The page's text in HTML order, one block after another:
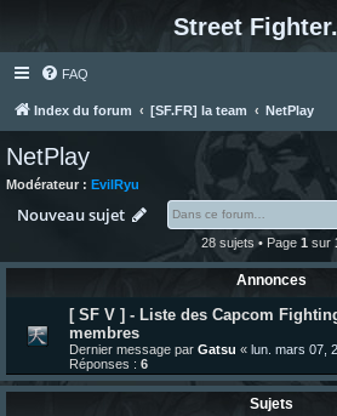
Street
FAQ
Index du forum [SF.FR] la team NetPlay
NetPlay
Modérateur : EvilRyu
Nouveau sujet
28 sujets • Page 1 sur
Annonces
[ SF V ] - Liste des Capcom
membres
Dernier message par Gatsu « lun. mars 07,
Réponses : 6
Sujets